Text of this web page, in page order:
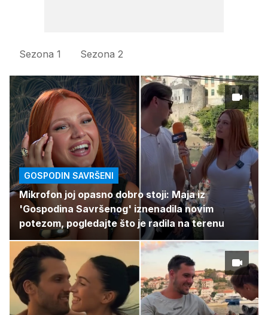
Sezona 1 Sezona 2
GOSPODIN SAVRŠENI
Mikrofon joj opasno dobro stoji: Maja iz
'Gospodina Savršenog' iznenadila novim
potezom, pogledajte što je radila na terenu